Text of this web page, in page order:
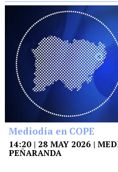
Mediodía en COPE
14:20 | 28 MAY 2026 |
PEÑARANDA